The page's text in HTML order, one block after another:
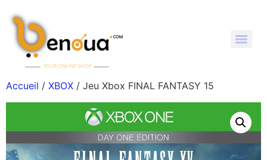
Accueil / XBOX / Jeu Xbox FINAL FANTASY 15